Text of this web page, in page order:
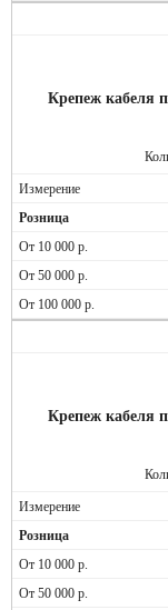
Крепеж кабеля
Крепеж кабеля